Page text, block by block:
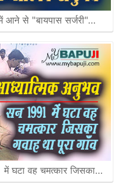
आने से "बायपास सर्जरी"…
घटा वह चमत्कार जिसका…